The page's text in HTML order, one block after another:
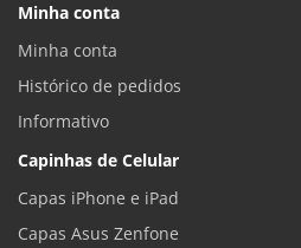
Minha conta
Minha conta
Histórico de pedidos
Informativo
Capinhas de Celular
Capas iPhone e iPad
Capas Asus Zenfone